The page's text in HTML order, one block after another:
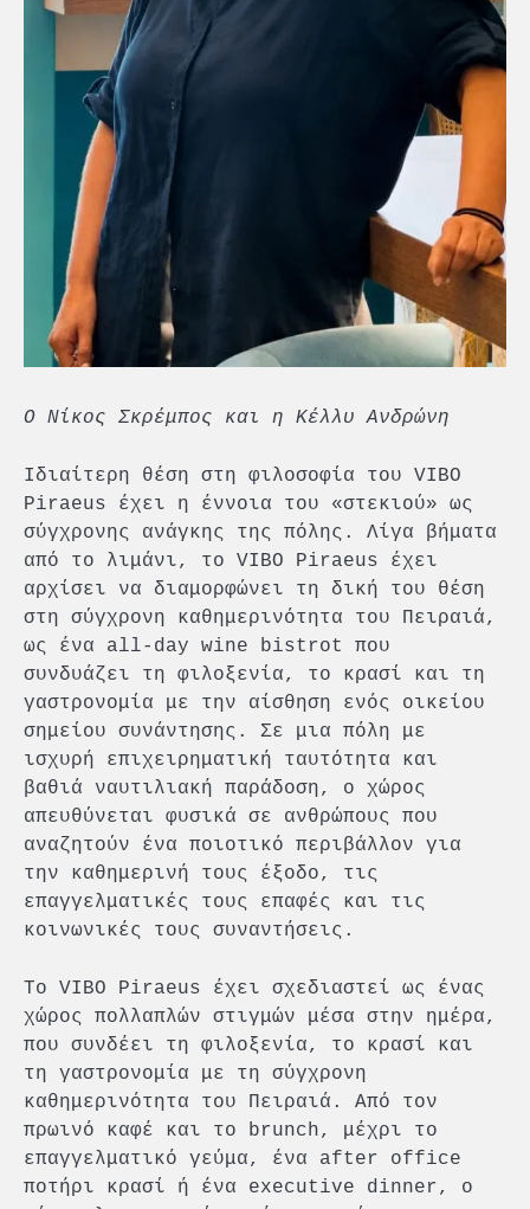
Ο Νίκος Σκρέμπος και η Κέλλυ Ανδρώνη
Ιδιαίτερη θέση στη φιλοσοφία του VIBO
Piraeus έχει η έννοια του «στεκιού» ως
σύγχρονης ανάγκης της πόλης. Λίγα βήματα
από το λιμάνι, το VIBO Piraeus έχει
αρχίσει να διαμορφώνει τη δική του θέση
στη σύγχρονη καθημερινότητα του Πειραιά,
ως ένα all-day wine bistrot που
συνδυάζει τη φιλοξενία, το κρασί και τη
γαστρονομία με την αίσθηση ενός οικείου
σημείου συνάντησης. Σε μια πόλη με
ισχυρή επιχειρηματική ταυτότητα και
βαθιά ναυτιλιακή παράδοση, ο χώρος
απευθύνεται φυσικά σε ανθρώπους που
αναζητούν ένα ποιοτικό περιβάλλον για
την καθημερινή τους έξοδο, τις
επαγγελματικές τους επαφές και τις
κοινωνικές τους συναντήσεις.
Το VIBO Piraeus έχει σχεδιαστεί ως ένας
χώρος πολλαπλών στιγμών μέσα στην ημέρα,
που συνδέει τη φιλοξενία, το κρασί και
τη γαστρονομία με τη σύγχρονη
καθημερινότητα του Πειραιά. Από τον
πρωινό καφέ και το brunch, μέχρι το
επαγγελματικό γεύμα, ένα after office
ποτήρι κρασί ή ένα executive dinner, ο